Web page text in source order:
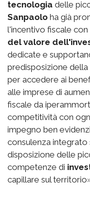
tecnologia delle
Sanpaolo ha già
l'incentivo fiscale con
del valore
dedicate e
predisposizione della
per accedere ai
alle imprese di
fiscale da
competitività con
impegno ben
consulenza integrato
disposizione delle
competenze di
capillare sul